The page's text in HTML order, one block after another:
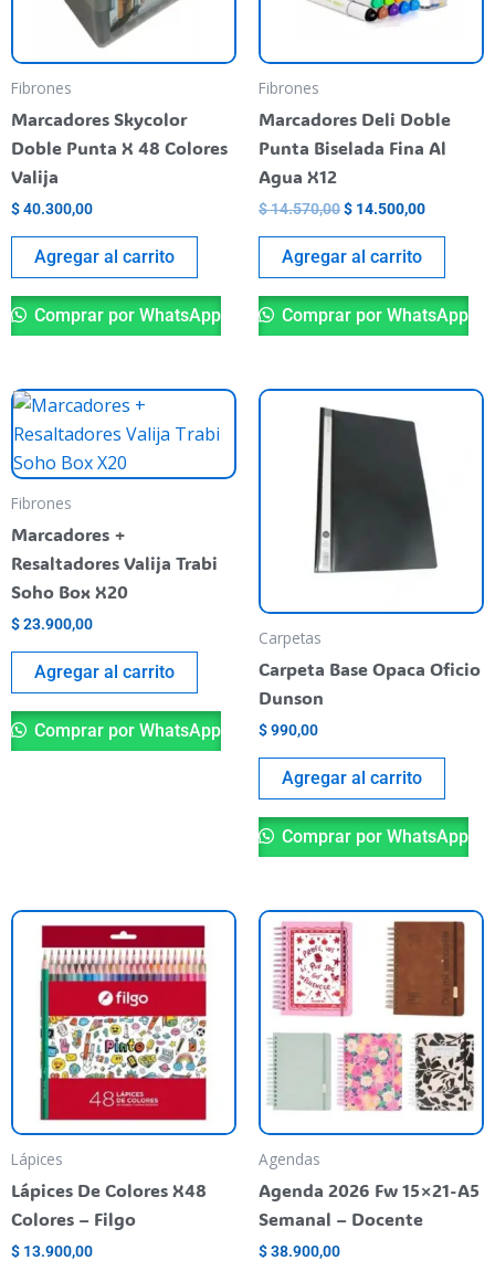
Fibrones
Marcadores Skycolor
Doble Punta X 48 Colores
Valija
$40.300,00
Agregar al carrito
Comprar por WhatsApp
Fibrones
Marcadores Deli Doble
Punta Biselada Fina Al
Agua X12
$14.570,00$ 14.500,00
Agregar al carrito
Comprar por WhatsApp
Fibrones
Marcadores +
Resaltadores Valija Trabi
Soho Box X20
$23.900,00
Agregar al carrito
Comprar por WhatsApp
Carpetas
Carpeta Base Opaca Oficio
Dunson
$990,00
Agregar al carrito
Comprar por WhatsApp
Lápices
Lápices De Colores X48
Colores – Filgo
$ 13.900,00
Agendas
Agenda 2026 Fw 15×21-A5
Semanal – Docente
$38.900,00
se